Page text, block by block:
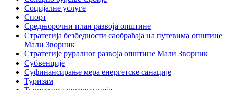
Социјалне услуге
Спорт
Средњорочни план развоја општине
Стратегија безбедности саобраћаја на путевима општине
Мали Зворник
Стратегије руралног развоја општине Мали Зворник
Субвенције
Суфинансирање мера енергетске санације
Туризам